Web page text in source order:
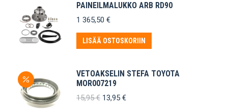
PAINEILMALUKKO ARB RD90
1 365,50 €
LISÄÄ OSTOSKORIIN
VETOAKSELIN STEFA TOYOTA
MOR007219
15,95€ Alkuperäinen
13,95 €Nykyinen